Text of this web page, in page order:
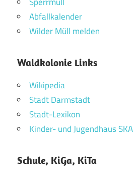
Abfallkalender
Wilder Müll melden
Waldkolonie Links
Wikipedia
Stadt Darmstadt
Stadt-Lexikon
Kinder- und Jugendhaus SKA
Schule, KiGa, KiTa